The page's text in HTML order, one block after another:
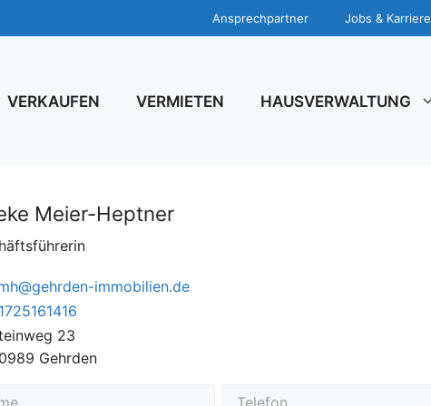
Ansprechpartner Jobs & Karriere
VERKAUFEN VERMIETEN HAUSVERWALTUNG
Meier-Heptner
immobilien.de
23
Gehrden